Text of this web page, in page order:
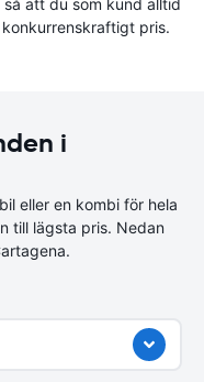
att du som kund alltid
pris.
i
eller en kombi för hela
till lägsta pris. Nedan